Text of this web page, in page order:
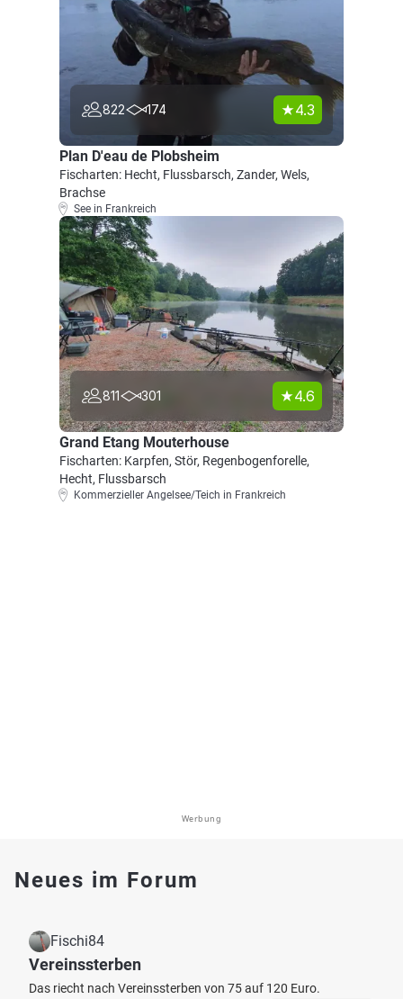
822 174 4.3
Plan D'eau de Plobsheim
Fischarten: Hecht, Flussbarsch, Zander, Wels,
Brachse
See in Frankreich
811 301 4.6
Grand Etang Mouterhouse
Fischarten: Karpfen, Stör, Regenbogenforelle,
Hecht, Flussbarsch
Kommerzieller Angelsee/Teich in Frankreich
Werbung
Neues im Forum
Fischi84
Vereinssterben
Das riecht nach Vereinssterben von 75 auf 120 Euro.